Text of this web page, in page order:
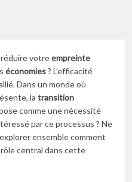
réduire votreempreinte
économies? L’efficacité
Dans un monde où
latransition
comme une nécessité
par ce processus ? Ne
ensemble comment
central dans cette